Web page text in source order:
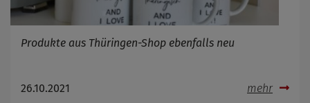
Produkte aus Thüringen-Shop ebenfalls neu
26.10.2021 mehr